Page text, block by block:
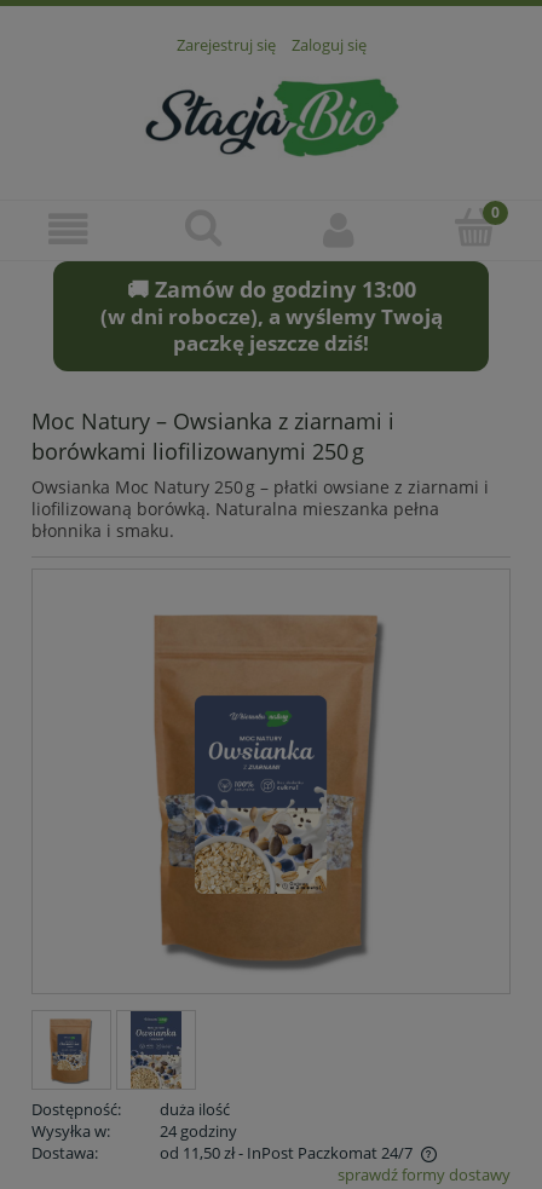
Zarejestruj się Zaloguj się
🚚 Zamów do godziny 13:00
(w dni robocze), a wyślemy Twoją
paczkę jeszcze dziś!
Moc Natury – Owsianka z ziarnami i
borówkami liofilizowanymi 250 g
Owsianka Moc Natury 250 g – płatki owsiane z ziarnami i
liofilizowaną borówką. Naturalna mieszanka pełna
błonnika i smaku.
Dostępność:
duża ilość
Wysyłka w:
24 godziny
Dostawa:
od 11,50 zł- InPost Paczkomat 24/7
Cena nie zawiera ewentualnych kosztów płatnościsprawdź formy dostawy